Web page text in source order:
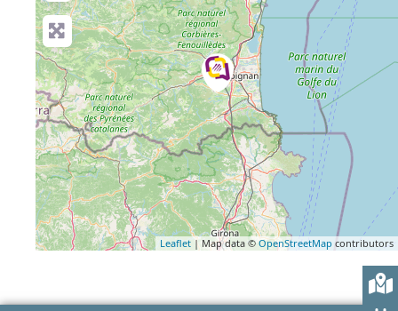
Leaflet | Map data ©OpenStreetMap contributors